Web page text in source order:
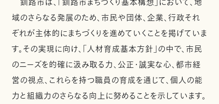
釧路市は、「釧路市まちづくり基本構想」において、地
域のさらなる発展のため、市民や団体、企業、行政それ
ぞれが主体的にまちづくりを進めていくことを掲げていま
す。その実現に向け、「人材育成基本方針」の中で、市民
のニーズを的確に汲み取る力、公正・誠実な心、都市経
営の視点、これらを持つ職員の育成を通じて、個人の能
力と組織力のさらなる向上に努めることを示しています。